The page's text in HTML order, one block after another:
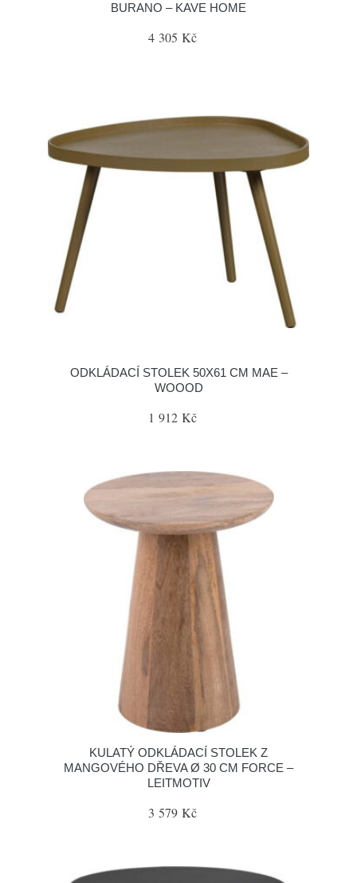
BURANO – KAVE HOME
4 305 Kč
ODKLÁDACÍ STOLEK 50X61 CM MAE –
WOOOD
1 912 Kč
KULATÝ ODKLÁDACÍ STOLEK Z
MANGOVÉHO DŘEVA Ø 30 CM FORCE –
LEITMOTIV
3 579 Kč